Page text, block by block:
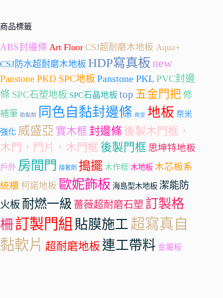
商品標籤
ABS封邊條 Art Floor CSJ超耐磨木地板 Aqua+
CSJ防水超耐磨木地板 HDP寫真板new
Panstone PKD SPC地板 Panstone PKL PVC封邊
條 SPC石塑地板 SPC石晶地板 top 五金門把 修
補筆 助黏劑 同色自黏封邊條 商空 地板 奈米
強化 威盛亞 實木框 封邊條 後製木門框，
木門，門片，木門框 後製門框 思坤特地板
戶外 房間門 接著劑 搗擺 木作框 木地板 木芯板系
統櫃 柯諾地板 歐妮飾板 海島型木地板 潔能防
火板 耐燃一級 薔薇超耐磨石塑 訂製格
柵訂製門組 貼膜施工 超寫真自
黏軟片 超耐磨地板 連工帶料 金屬板